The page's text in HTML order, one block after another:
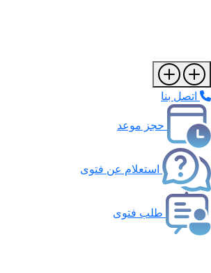
اتصل بنا
حجز موعد
استعلام عن فتوى
طلب فتوى